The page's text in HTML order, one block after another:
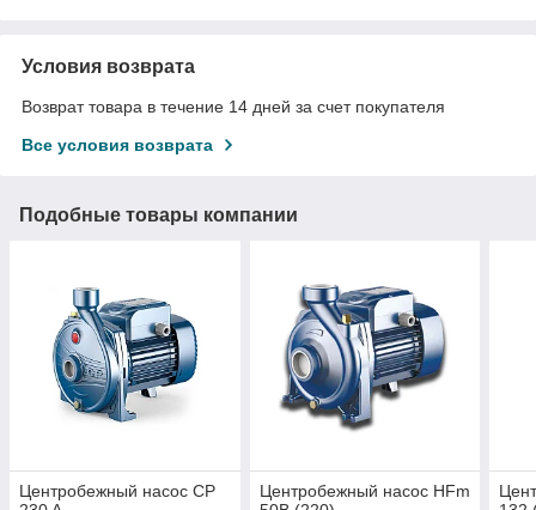
Условия возврата
Возврат товара в течение 14 дней за счет покупателя
Все условия возврата
Подобные товары компании
Центробежный насос CP
Центробежный насос HFm